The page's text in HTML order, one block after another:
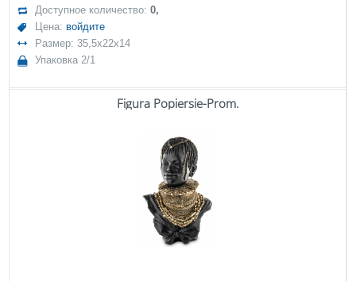
Доступное количество:0,
Цена: войдите
Размер: 35,5x22x14
Упаковка 2/1
Figura Popiersie-Prom.